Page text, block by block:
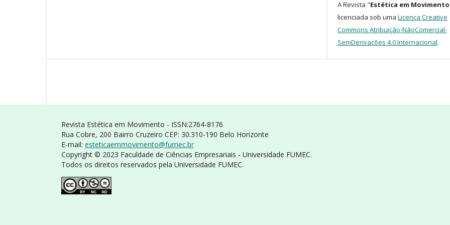
A Revista "Estética em Movimento
licenciada sob uma Licença Creative
Commons Atribuição-NãoComercial-
SemDerivações 4.0 Internacional.
Revista Estética em Movimento - ISSN:2764-8176
Rua Cobre, 200 Bairro Cruzeiro CEP: 30.310-190 Belo Horizonte
E-mail: esteticaemmovimento@fumec.br
Copyright © 2023 Faculdade de Ciências Empresariais - Universidade FUMEC.
Todos os direitos reservados pela Universidade FUMEC.